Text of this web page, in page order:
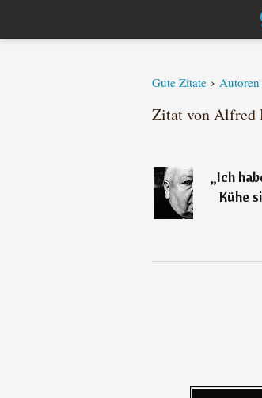
Gute Zitate › Autoren
Zitat von Alfred
„Ich
Kühe